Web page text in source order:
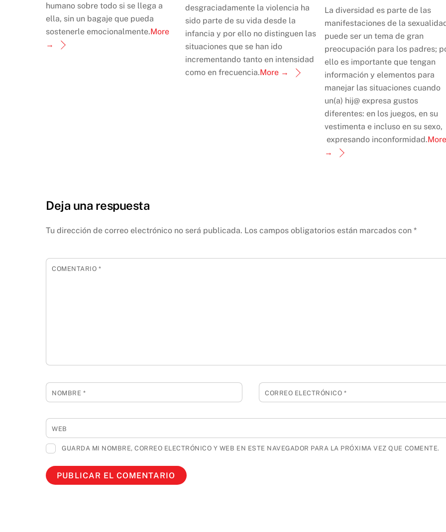
humano sobre todo si se llega a
ella, sin un bagaje que pueda
sostenerle emocionalmente.More
→
desgraciadamente la violencia ha
sido parte de su vida desde la
infancia y por ello no distinguen las
situaciones que se han ido
incrementando tanto en intensidad
como en frecuencia.More →
La diversidad es parte de las
manifestaciones de la
puede ser un tema de gran
preocupación para los padres;
ello es importante que tengan
información y elementos para
manejar las situaciones cuando
un(a) hij@ expresa gustos
diferentes: en los juegos, en su
vestimenta e incluso en su sexo,
expresando inconformidad.
→
Deja una respuesta
Tu dirección de correo electrónico no será publicada. Los campos obligatorios están marcados con *
COMENTARIO *
NOMBRE * CORREO ELECTRÓNICO *
WEB
GUARDA MI NOMBRE, CORREO ELECTRÓNICO Y WEB EN ESTE NAVEGADOR PARA LA PRÓXIMA VEZ QUE COMENTE.